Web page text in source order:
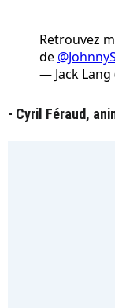
Retrouvez
de
— Jack Lang
- Cyril Féraud,